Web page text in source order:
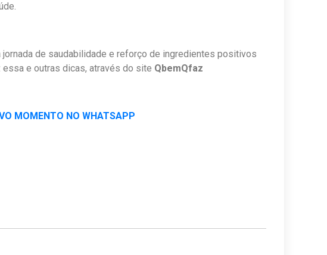
jornada de saudabilidade e reforço de ingredientes positivos
e outras dicas, através do site QbemQfaz
MOMENTO NO WHATSAPP